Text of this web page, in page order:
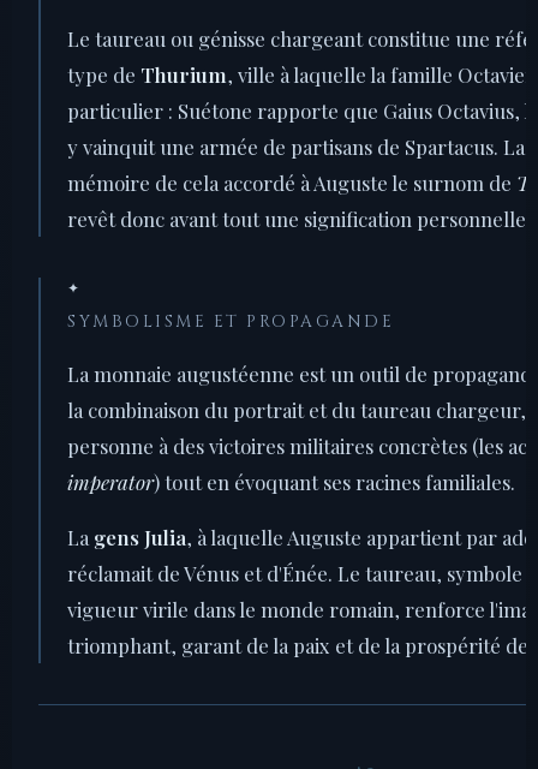
Le taureau ou génisse chargeant constitue une
type de Thurium, ville à laquelle la famille
particulier : Suétone rapporte que Gaius Octavius,
y vainquit une armée de partisans de Spartacus. La
mémoire de cela accordé à Auguste le surnom de
revêt donc avant tout une signification personnelle
✦
SYMBOLISME ET PROPAGANDE
La monnaie augustéenne est un outil de
la combinaison du portrait et du taureau chargeur,
personne à des victoires militaires concrètes (les
imperator) tout en évoquant ses racines familiales.
Lagens Julia, à laquelle Auguste appartient par
réclamait de Vénus et d'Énée. Le taureau, symbole
vigueur virile dans le monde romain, renforce
triomphant, garant de la paix et de la prospérité de